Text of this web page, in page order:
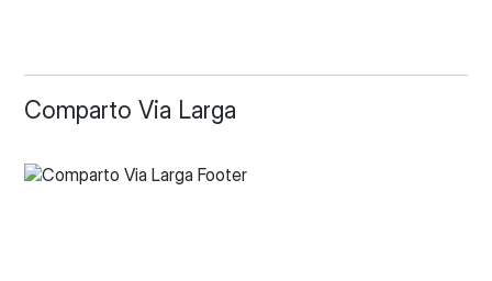
Comparto Via Larga